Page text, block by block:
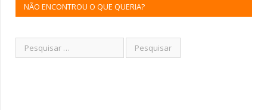
NÃO ENCONTROU O QUE QUERIA?